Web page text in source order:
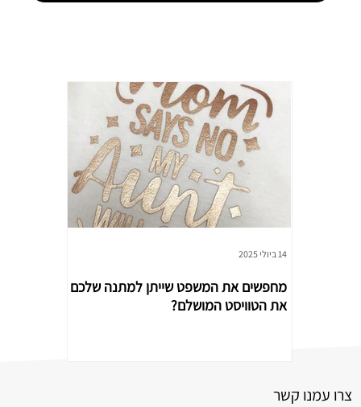
מחפשים את המשפט שייתן למתנה שלכם
את הטוויסט המושלם?
14 ביולי 2025
צרו עמנו קשר